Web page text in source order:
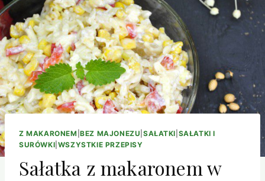
Z MAKARONEM |BEZ MAJONEZU SAŁATKI SAŁATKI I
SURÓWKI WSZYSTKIE PRZEPISY
Sałatka z makaronem w